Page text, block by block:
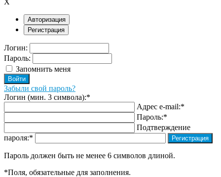
X
Авторизация
Регистрация
Логин:
Пароль:
Запомнить меня
Забыли свой пароль?
Логин (мин. 3 символа):*
Адрес e-mail:*
Пароль:*
Подтверждение
пароля:*
Пароль должен быть не менее 6 символов длиной.
*Поля, обязательные для заполнения.